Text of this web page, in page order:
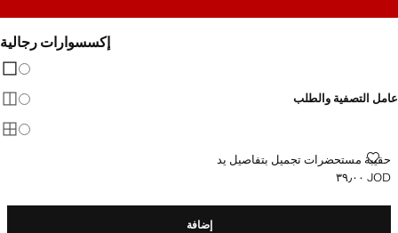
إكسسوارات رجالية
عامل التصفية والطلب
حقيبة مستحضرات تجميل بتفاصيل يد
حقيبة مستحضرات تجميل بتفاصيل يد
السعر الحالي [JOD ٣٩٫٠٠ ]
JOD ٣٩٫٠٠
إضافة